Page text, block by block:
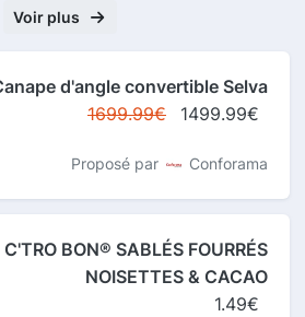
Voir plus
d'angle convertible Selva
1699.99€
1499.99€
Proposé par Conforama
C'TRO BON® SABLÉS FOURRÉS
NOISETTES & CACAO
1.49€